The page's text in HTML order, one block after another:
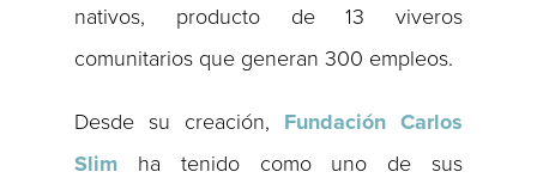
nativos, producto de 13 viveros
comunitarios que generan 300 empleos.
Desde su creación, Fundación Carlos
Slim ha tenido como uno de sus